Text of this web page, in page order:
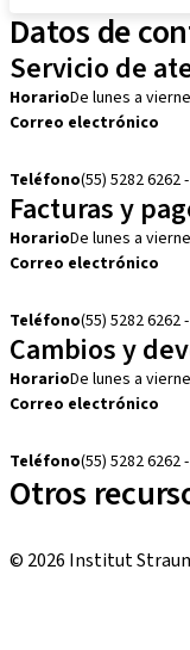
Datos de
Servicio de
HorarioDe lunes a
Correo electrónico
Teléfono(55) 5282 6262
Facturas y
HorarioDe lunes a
Correo electrónico
Teléfono(55) 5282 6262
Cambios y
HorarioDe lunes a
Correo electrónico
Teléfono(55) 5282 6262
Otros
© 2026 Institut